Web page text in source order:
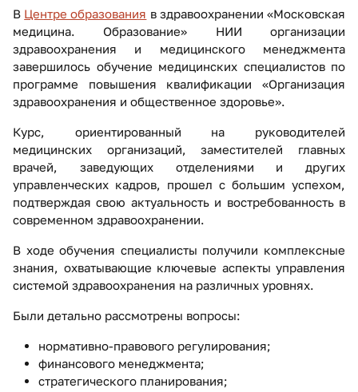
В Центре образования в здравоохранении «Московская
медицина. Образование» НИИ организации
здравоохранения и медицинского менеджмента
завершилось обучение медицинских специалистов по
программе повышения квалификации «Организация
здравоохранения и общественное здоровье».
Курс, ориентированный на руководителей
медицинских организаций, заместителей главных
врачей, заведующих отделениями и других
управленческих кадров, прошел с большим успехом,
подтверждая свою актуальность и востребованность в
современном здравоохранении.
В ходе обучения специалисты получили комплексные
знания, охватывающие ключевые аспекты управления
системой здравоохранения на различных уровнях.
Были детально рассмотрены вопросы:
нормативно-правового регулирования;
финансового менеджмента;
стратегического планирования;